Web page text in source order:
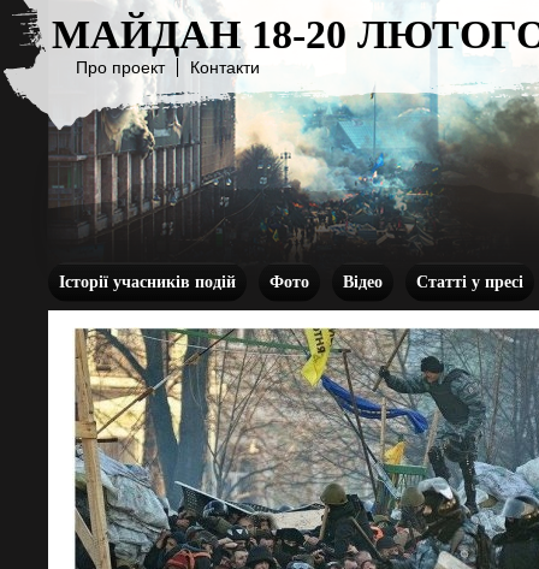
МАЙДАН 18-20
Про проект Контакти
Історії учасників подій Фото Відео Статті у пресі